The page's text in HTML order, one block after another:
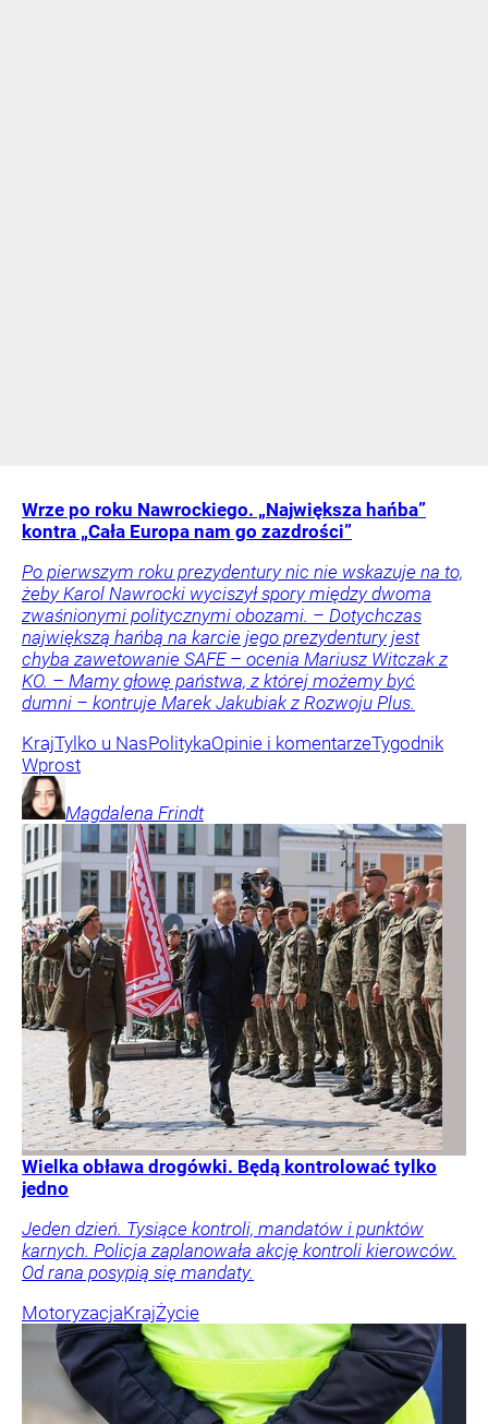
Wrze po roku Nawrockiego. „Największa hańba”
kontra „Cała Europa nam go zazdrości”
Po pierwszym roku prezydentury nic nie wskazuje na to,
żeby Karol Nawrocki wyciszył spory między dwoma
zwaśnionymi politycznymi obozami. – Dotychczas
największą hańbą na karcie jego prezydentury jest
chyba zawetowanie SAFE – ocenia Mariusz Witczak z
KO. – Mamy głowę państwa, z której możemy być
dumni – kontruje Marek Jakubiak z Rozwoju Plus.
KrajTylko u NasPolitykaOpinie i komentarzeTygodnik
Wprost
Magdalena Frindt
Wielka obława drogówki. Będą kontrolować tylko
jedno
Jeden dzień. Tysiące kontroli, mandatów i punktów
karnych. Policja zaplanowała akcję kontroli kierowców.
Od rana posypią się mandaty.
MotoryzacjaKrajŻycie